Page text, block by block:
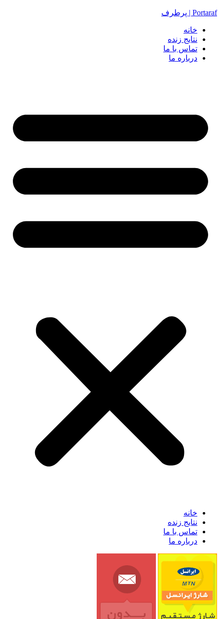
Portaraf | پرطرف
خانه
نتایج زنده
تماس با ما
درباره ما
خانه
نتایج زنده
تماس با ما
درباره ما